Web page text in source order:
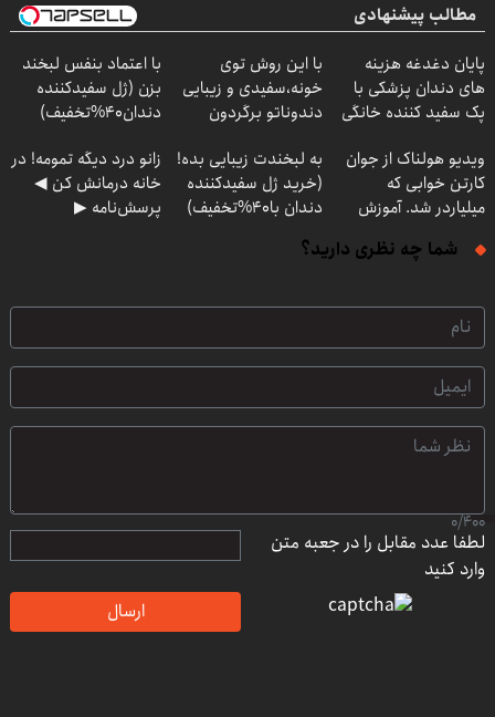
مطالب پیشنهادی
پایان دغدغه هزینه
های دندان پزشکی با
پک سفید کننده خانگی
با این روش توی
خونه،سفیدی و زیبایی
دندوناتو برگردون
با اعتماد بنفس لبخند
بزن (ژل سفیدکننده
دندان40%تخفیف)
ویدیو هولناک از جوان
کارتن خوابی که
میلیاردر شد. آموزش
به لبخندت زیبایی بده!
(خرید ژل سفیدکننده
دندان با40%تخفیف)
زانو درد دیگه تمومه! در
خانه درمانش کن ◀
پرسش‌نامه ▶
شما چه نظری دارید؟
0/400
لطفا عدد مقابل را در جعبه متن
وارد کنید
ارسال